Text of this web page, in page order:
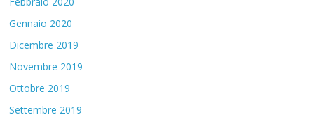
Gennaio 2020
Dicembre 2019
Novembre 2019
Ottobre 2019
Settembre 2019